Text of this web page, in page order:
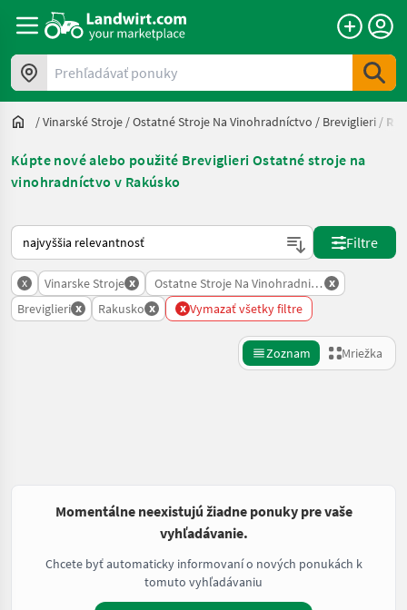
Prehľadávať ponuky
/Vinarské Stroje /Ostatné Stroje Na Vinohradníctvo / Breviglieri /
Kúpte nové alebo použité Breviglieri Ostatné stroje na
vinohradníctvo v Rakúsko
Takto sa vykonáva triedenie na Landwirt.com
Filtre
x Vinarske Stroje x Ostatne Stroje Na Vinohradnictvo
x
Breviglieri x Rakusko x x Vymazať všetky filtre
Zoznam Mriežka
Momentálne neexistujú žiadne ponuky pre vaše
vyhľadávanie.
Chcete byť automaticky informovaní o nových ponukách k
tomuto vyhľadávaniu